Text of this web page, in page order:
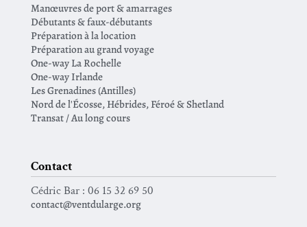
Manœuvres de port & amarrages
Débutants & faux-débutants
Préparation à la location
Préparation au grand voyage
One-way La Rochelle
One-way Irlande
Les Grenadines (Antilles)
Nord de l'Écosse, Hébrides, Féroé & Shetland
Transat / Au long cours
Contact
Cédric Bar : 06 15 32 69 50
contact@ventdularge.org